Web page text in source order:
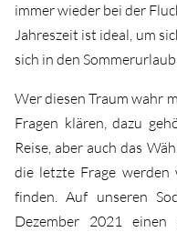
immer wieder bei der
Jahreszeit ist ideal, um
sich in den
Wer diesen Traum wahr
Fragen klären, dazu
Reise, aber auch das
die letzte Frage
finden. Auf unseren
Dezember 2021